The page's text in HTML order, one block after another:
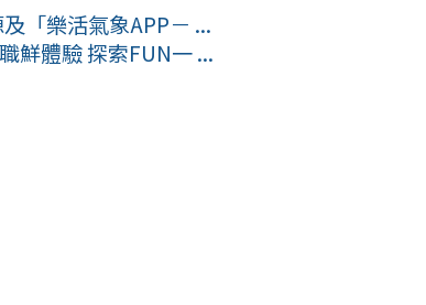
「樂活氣象APP－ ...
鮮體驗 探索FUN一 ...